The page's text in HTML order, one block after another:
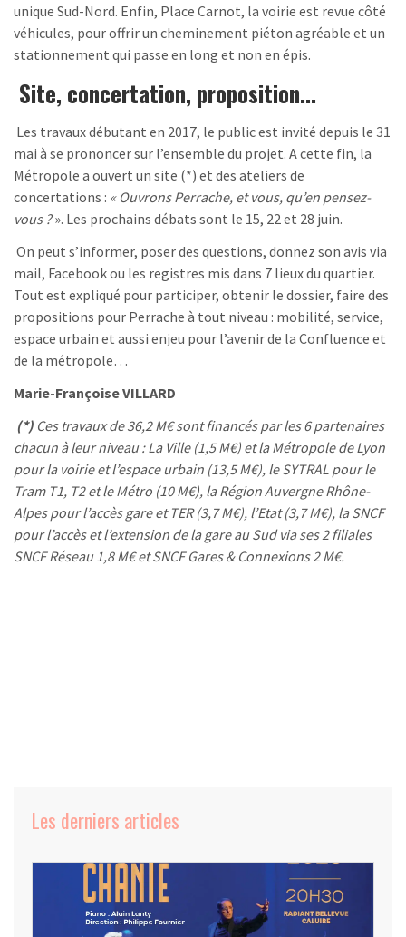
unique Sud-Nord. Enfin, Place Carnot, la voirie est revue côté
véhicules, pour offrir un cheminement piéton agréable et un
stationnement qui passe en long et non en épis.
Site, concertation, proposition…
Les travaux débutant en 2017, le public est invité depuis le 31
mai à se prononcer sur l’ensemble du projet. A cette fin, la
Métropole a ouvert un site (*) et des ateliers de
concertations : « Ouvrons Perrache, et vous, qu’en pensez-
vous ?». Les prochains débats sont le 15, 22 et 28 juin.
On peut s’informer, poser des questions, donnez son avis via
mail, Facebook ou les registres mis dans 7 lieux du quartier.
Tout est expliqué pour participer, obtenir le dossier, faire des
propositions pour Perrache à tout niveau : mobilité, service,
espace urbain et aussi enjeu pour l’avenir de la Confluence et
de la métropole…
Marie-Françoise VILLARD
(*) Ces travaux de 36,2 M€ sont financés par les 6 partenaires
chacun à leur niveau : La Ville (1,5 M€) et la Métropole de Lyon
pour la voirie et l’espace urbain (13,5 M€), le SYTRAL pour le
Tram T1, T2 et le Métro (10 M€), la Région Auvergne Rhône-
Alpes pour l’accès gare et TER (3,7 M€), l’Etat (3,7 M€), la SNCF
pour l’accès et l’extension de la gare au Sud via ses 2 filiales
SNCF Réseau 1,8 M€ et SNCF Gares & Connexions 2 M€.
Les derniers articles